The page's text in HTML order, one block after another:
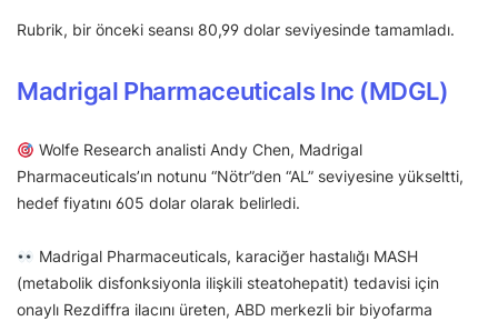
Rubrik, bir önceki seansı 80,99 dolar seviyesinde tamamladı.
Madrigal Pharmaceuticals Inc (MDGL)
Wolfe Research analisti Andy Chen, Madrigal
Pharmaceuticals’ın notunu “Nötr”den “AL” seviyesine yükseltti,
hedef fiyatını 605 dolar olarak belirledi.
Madrigal Pharmaceuticals, karaciğer hastalığı MASH
(metabolik disfonksiyonla ilişkili steatohepatit) tedavisi için
onaylı Rezdiffra ilacını üreten, ABD merkezli bir biyofarma